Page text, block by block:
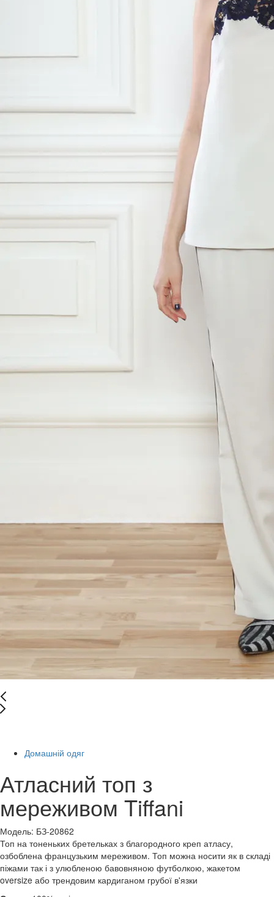
Домашній одяг
Атласний топ з
мереживом Tiffani
Модель: БЗ-20862
Топ на тоненьких бретельках з благородного креп атласу,
озбоблена французьким мереживом. Топ можна носити як в складі
піжами так і з улюбленою бавовняною футболкою, жакетом
oversize або трендовим кардиганом грубої в'язки